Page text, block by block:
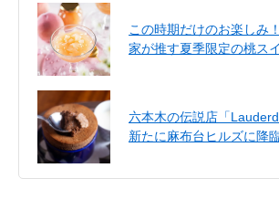
この時期だけのお楽しみ
家が推す夏季限定の桃ス
六本木の伝説店「
新たに麻布台ヒルズに降